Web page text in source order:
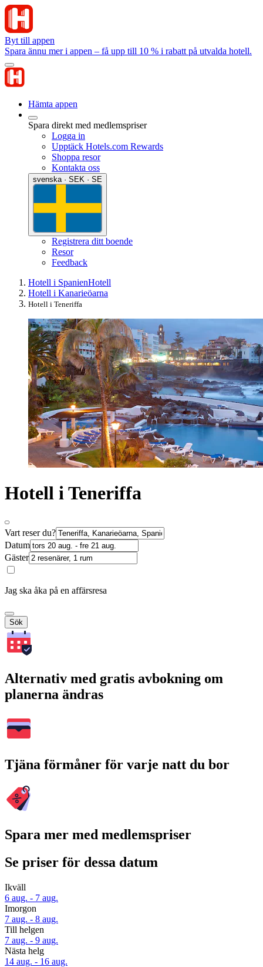
Byt till appen
Spara ännu mer i appen – få upp till 10 % i rabatt på utvalda hotell.
Hämta appen
Spara direkt med medlemspriser
Logga in
Upptäck Hotels.com Rewards
Shoppa resor
Kontakta oss
svenska · SEK · SE
Registrera ditt boende
Resor
Feedback
Hotell i SpanienHotell
Hotell i Kanarieöarna
Hotell i Teneriffa
Hotell i Teneriffa
Vart reser du?
Datum
Gäster
Jag ska åka på en affärsresa
Sök
Alternativ med gratis avbokning om
planerna ändras
Tjäna förmåner för varje natt du bor
Spara mer med medlemspriser
Se priser för dessa datum
Ikväll
6 aug. - 7 aug.
Imorgon
7 aug. - 8 aug.
Till helgen
7 aug. - 9 aug.
Nästa helg
14 aug. - 16 aug.